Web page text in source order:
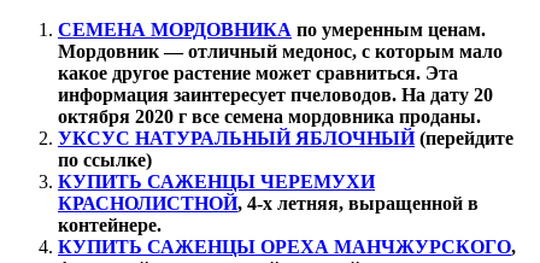
СЕМЕНА МОРДОВНИКА по умеренным ценам.
Мордовник — отличный медонос, с которым мало
какое другое растение может сравниться. Эта
информация заинтересует пчеловодов. На дату 20
октября 2020 г все семена мордовника проданы.
УКСУС НАТУРАЛЬНЫЙ ЯБЛОЧНЫЙ(перейдите
по ссылке)
КУПИТЬ САЖЕНЦЫ ЧЕРЕМУХИ
КРАСНОЛИСТНОЙ, 4-х летняя, выращенной в
контейнере.
КУПИТЬ САЖЕНЦЫ ОРЕХА МАНЧЖУРСКОГО,